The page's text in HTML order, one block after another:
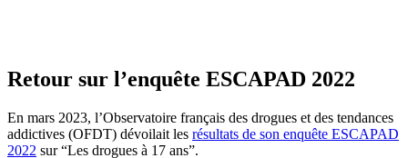
Retour sur l’enquête ESCAPAD 2022
En mars 2023, l’Observatoire français des drogues et des tendances
addictives (OFDT) dévoilait les résultats de son enquête ESCAPAD
2022 sur “Les drogues à 17 ans”.